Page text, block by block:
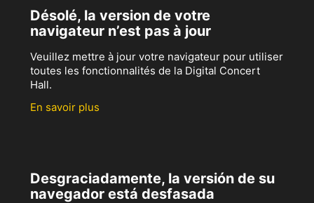
Désolé, la version de votre
navigateur n’est pas à jour
Veuillez mettre à jour votre navigateur pour utiliser
toutes les fonctionnalités de la Digital Concert
Hall.
En savoir plus
Desgraciadamente, la versión de su
navegador está desfasada